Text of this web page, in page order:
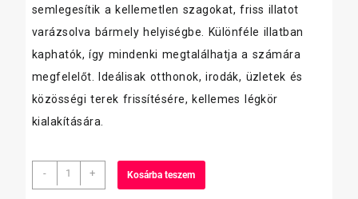
semlegesítik a kellemetlen szagokat, friss illatot
varázsolva bármely helyiségbe. Különféle illatban
kaphatók, így mindenki megtalálhatja a számára
megfelelőt. Ideálisak otthonok, irodák, üzletek és
közösségi terek frissítésére, kellemes légkör
kialakítására.
-
Glade
légfrissítő
+ Kosárba teszem